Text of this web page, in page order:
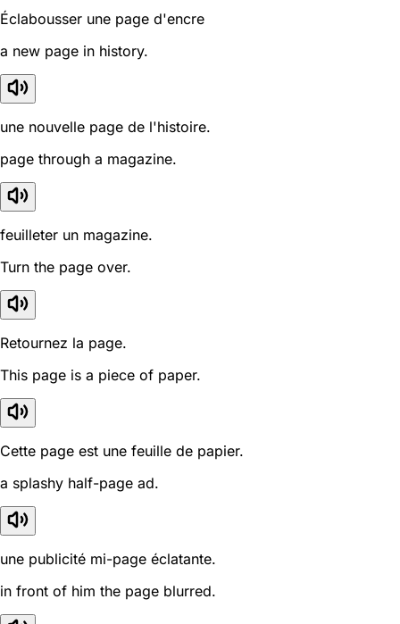
Éclabousser une page d'encre
a new page in history.
une nouvelle page de l'histoire.
page through a magazine.
feuilleter un magazine.
Turn the page over.
Retournez la page.
This page is a piece of paper.
Cette page est une feuille de papier.
a splashy half-page ad.
une publicité mi-page éclatante.
in front of him the page blurred.